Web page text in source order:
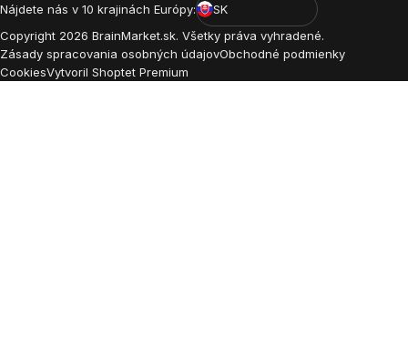
Nájdete nás v 10 krajinách Európy:
SK
Copyright 2026 BrainMarket.sk. Všetky práva vyhradené.
Zásady spracovania osobných údajovObchodné podmienky
CookiesVytvoril Shoptet Premium